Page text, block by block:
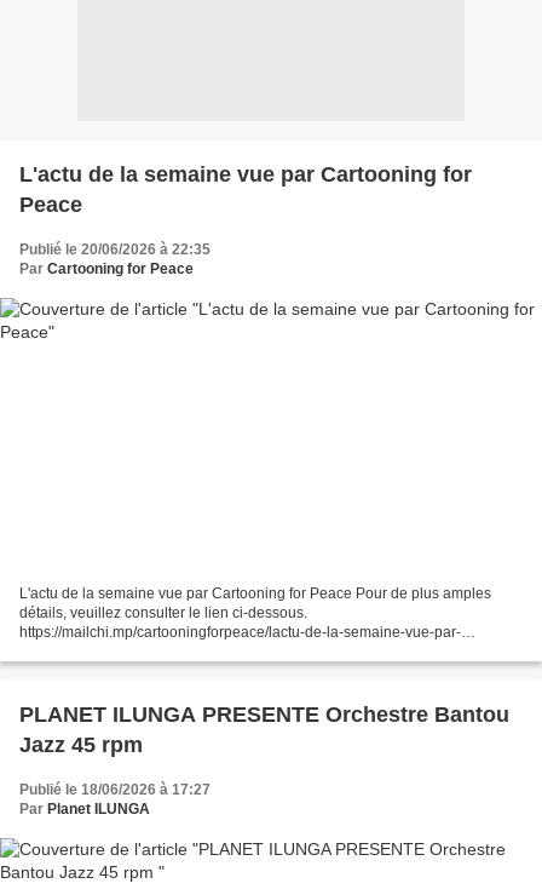
L'actu de la semaine vue par Cartooning for
Peace
Publié le 20/06/2026 à 22:35
Par Cartooning for Peace
L'actu de la semaine vue par Cartooning for Peace Pour de plus amples
détails, veuillez consulter le lien ci-dessous.
https://mailchi.mp/cartooningforpeace/lactu-de-la-semaine-vue-par-
PLANET ILUNGA PRESENTE Orchestre Bantou
Jazz 45 rpm
Publié le 18/06/2026 à 17:27
Par Planet ILUNGA